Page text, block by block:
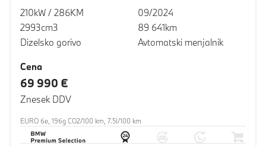
210kW / 286KM
2993cm3
Dizelsko gorivo
09/2024
89 641km
Avtomatski menjalnik
Cena
69 990 €
Znesek DDV
EURO 6e, 196g CO2/100 km, 7.5l/100 km